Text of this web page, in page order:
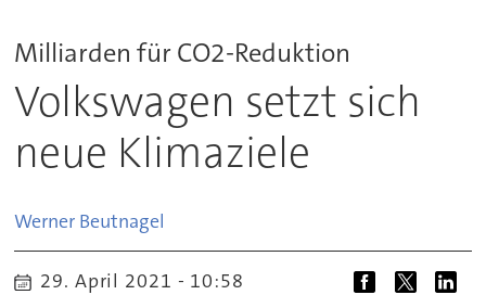
Milliarden für CO2-Reduktion
Volkswagen setzt sich
neue Klimaziele
Werner Beutnagel
29. April 2021 - 10:58